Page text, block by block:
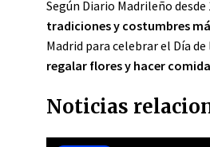
Según Diario Madrileño desde
tradiciones y costumbres
Madrid para celebrar el Día de
regalar flores y hacer
Noticias